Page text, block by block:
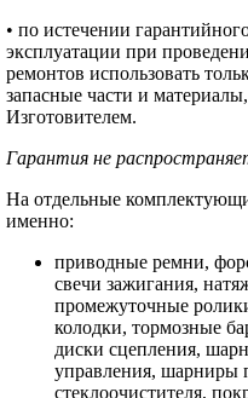
• по истечении
эксплуатации при
ремонтов использовать
запасные части и
Изготовителем.
Гарантия не
На отдельные
именно:
приводные ремни,
свечи зажигания,
промежуточные
колодки, тормозные
диски сцепления,
управления, шарниры
стеклоочистителя,